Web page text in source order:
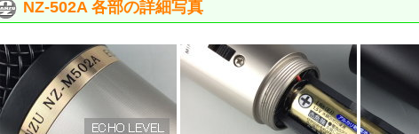
NZ-502A 各部の詳細写真